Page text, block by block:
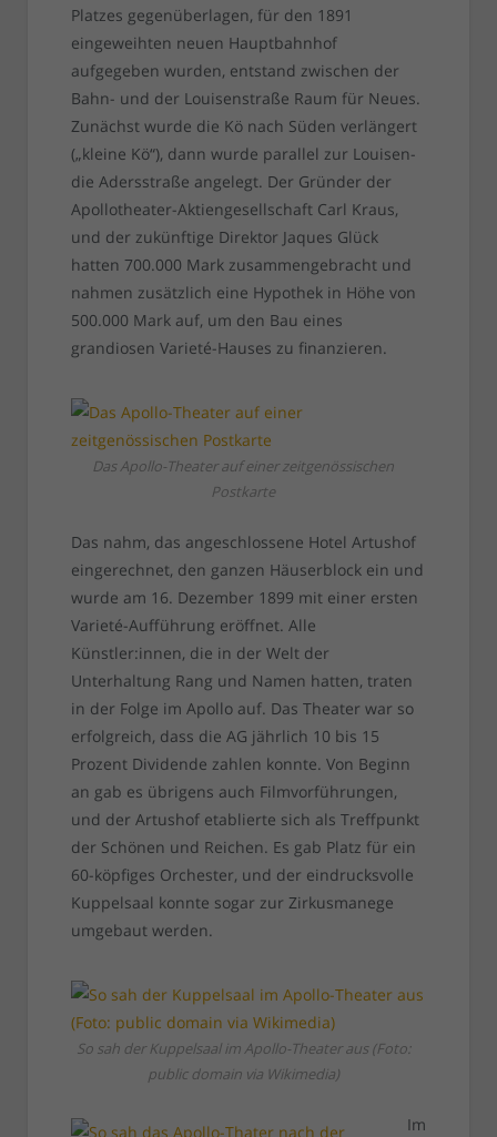
Platzes gegenüberlagen, für den 1891
eingeweihten neuen Hauptbahnhof
aufgegeben wurden, entstand zwischen der
Bahn- und der Louisenstraße Raum für Neues.
Zunächst wurde die Kö nach Süden verlängert
(„kleine Kö“), dann wurde parallel zur Louisen-
die Adersstraße angelegt. Der Gründer der
Apollotheater-Aktiengesellschaft Carl Kraus,
und der zukünftige Direktor Jaques Glück
hatten 700.000 Mark zusammengebracht und
nahmen zusätzlich eine Hypothek in Höhe von
500.000 Mark auf, um den Bau eines
grandiosen Varieté-Hauses zu finanzieren.
Das Apollo-Theater auf einer zeitgenössischen
Postkarte
Das nahm, das angeschlossene Hotel Artushof
eingerechnet, den ganzen Häuserblock ein und
wurde am 16. Dezember 1899 mit einer ersten
Varieté-Aufführung eröffnet. Alle
Künstler:innen, die in der Welt der
Unterhaltung Rang und Namen hatten, traten
in der Folge im Apollo auf. Das Theater war so
erfolgreich, dass die AG jährlich 10 bis 15
Prozent Dividende zahlen konnte. Von Beginn
an gab es übrigens auch Filmvorführungen,
und der Artushof etablierte sich als Treffpunkt
der Schönen und Reichen. Es gab Platz für ein
60-köpfiges Orchester, und der eindrucksvolle
Kuppelsaal konnte sogar zur Zirkusmanege
umgebaut werden.
So sah der Kuppelsaal im Apollo-Theater aus (Foto:
public domain via Wikimedia)
Im